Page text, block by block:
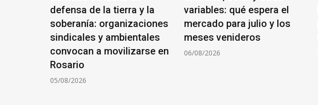
defensa de la tierra y la
soberanía: organizaciones
sindicales y ambientales
convocan a movilizarse en
Rosario
05/08/2026
variables: qué espera el
mercado para julio y los
meses venideros
06/08/2026